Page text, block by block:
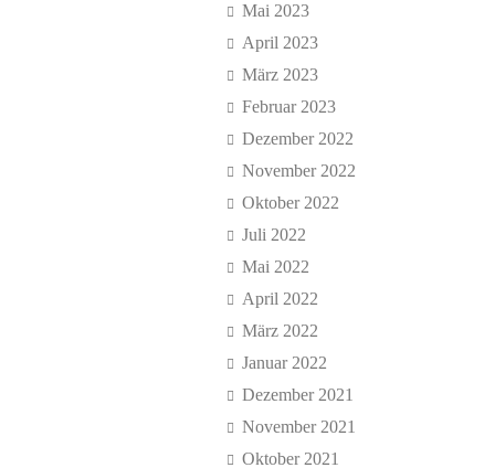
Mai 2023
April 2023
März 2023
Februar 2023
Dezember 2022
November 2022
Oktober 2022
Juli 2022
Mai 2022
April 2022
März 2022
Januar 2022
Dezember 2021
November 2021
Oktober 2021